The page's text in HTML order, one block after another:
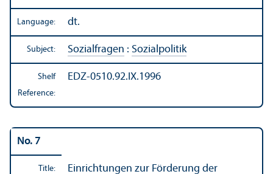
Language: dt.
Subject: Sozialfragen : Sozialpolitik
Shelf
Reference:
EDZ-0510.92.IX.1996
No. 7
Title:
Einrichtungen zur Förderung der